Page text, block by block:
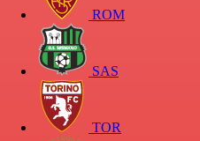
ROM
SAS
TOR